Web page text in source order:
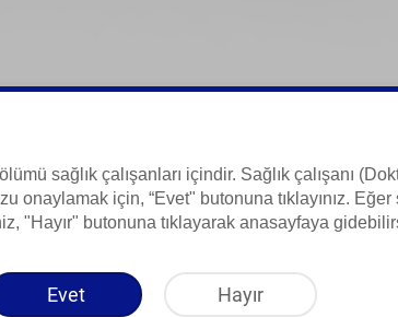
sağlık çalışanları içindir. Sağlık çalışanı
onaylamak için, “Evet" butonuna tıklayınız. Eğer
"Hayır" butonuna tıklayarak anasayfaya
Evet Hayır